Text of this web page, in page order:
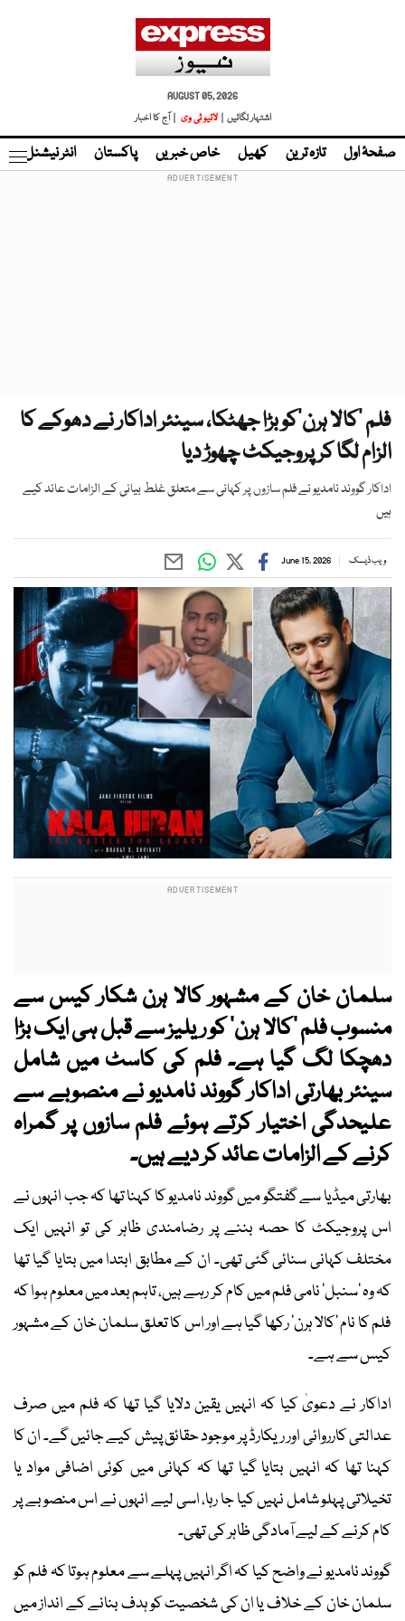
AUGUST 05, 2026
اشتہار لگائیں |
لائیو ٹی وی | آج کا اخبار
صفحۂ اول تازہ ترین کھیل خاص خبریں پاکستان انٹر نیشنل
فلم ’کالا ہرن‘کو بڑا جھٹکا، سینئر اداکار نے دھوکے کا
الزام لگا کر پروجیکٹ چھوڑ دیا
اداکار گووند نامدیو نے فلم سازوں پر کہانی سے متعلق غلط بیانی کے الزامات عائد کیے
ہیں
ویب ڈیسک June 15, 2026
سلمان خان کے مشہور کالا ہرن شکار کیس سے
منسوب فلم ’کالا ہرن‘ کو ریلیز سے قبل ہی ایک بڑا
دھچکا لگ گیا ہے۔ فلم کی کاسٹ میں شامل
سینئر بھارتی اداکار گووند نامدیو نے منصوبے سے
علیحدگی اختیار کرتے ہوئے فلم سازوں پر گمراہ
کرنے کے الزامات عائد کر دیے ہیں۔
بھارتی میڈیا سے گفتگو میں گووند نامدیو کا کہنا تھا کہ جب انہوں نے
اس پروجیکٹ کا حصہ بننے پر رضامندی ظاہر کی تو انہیں ایک
مختلف کہانی سنائی گئی تھی۔ ان کے مطابق ابتدا میں بتایا گیا تھا
کہ وہ ’سنبل‘ نامی فلم میں کام کر رہے ہیں، تاہم بعد میں معلوم ہوا کہ
فلم کا نام ’کالا ہرن‘ رکھا گیا ہے اور اس کا تعلق سلمان خان کے مشہور
کیس سے ہے۔
اداکار نے دعویٰ کیا کہ انہیں یقین دلایا گیا تھا کہ فلم میں صرف
عدالتی کارروائی اور ریکارڈ پر موجود حقائق پیش کیے جائیں گے۔ ان کا
کہنا تھا کہ انہیں بتایا گیا تھا کہ کہانی میں کوئی اضافی مواد یا
تخیلاتی پہلو شامل نہیں کیا جا رہا، اسی لیے انہوں نے اس منصوبے پر
کام کرنے کے لیے آمادگی ظاہر کی تھی۔
گووند نامدیو نے واضح کیا کہ اگر انہیں پہلے سے معلوم ہوتا کہ فلم کو
سلمان خان کے خلاف یا ان کی شخصیت کو ہدف بنانے کے انداز میں